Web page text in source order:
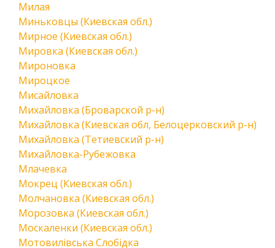
Милая
Миньковцы (Киевская обл.)
Мирное (Киевская обл.)
Мировка (Киевская обл.)
Мироновка
Мироцкое
Мисайловка
Михайловка (Броварской р-н)
Михайловка (Киевская обл, Белоцерковский р-н)
Михайловка (Тетиевский р-н)
Михайловка-Рубежовка
Млачевка
Мокрец (Киевская обл.)
Молчановка (Киевская обл.)
Морозовка (Киевская обл.)
Москаленки (Киевская обл.)
Мотовилівська Слобідка